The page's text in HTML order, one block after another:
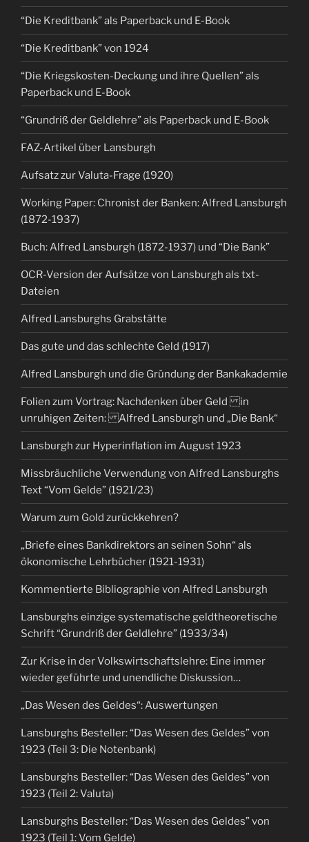
“Die Kreditbank” als Paperback und E-Book
“Die Kreditbank” von 1924
“Die Kriegskosten-Deckung und ihre Quellen” als
Paperback und E-Book
“Grundriß der Geldlehre” als Paperback und E-Book
FAZ-Artikel über Lansburgh
Aufsatz zur Valuta-Frage (1920)
Working Paper: Chronist der Banken: Alfred Lansburgh
(1872-1937)
Buch: Alfred Lansburgh (1872-1937) und “Die Bank”
OCR-Version der Aufsätze von Lansburgh als txt-
Dateien
Alfred Lansburghs Grabstätte
Das gute und das schlechte Geld (1917)
Alfred Lansburgh und die Gründung der Bankakademie
Folien zum Vortrag: Nachdenken über Geld in
unruhigen Zeiten: Alfred Lansburgh und „Die Bank“
Lansburgh zur Hyperinflation im August 1923
Missbräuchliche Verwendung von Alfred Lansburghs
Text “Vom Gelde” (1921/23)
Warum zum Gold zurückkehren?
„Briefe eines Bankdirektors an seinen Sohn“ als
ökonomische Lehrbücher (1921-1931)
Kommentierte Bibliographie von Alfred Lansburgh
Lansburghs einzige systematische geldtheoretische
Schrift “Grundriß der Geldlehre” (1933/34)
Zur Krise in der Volkswirtschaftslehre: Eine immer
wieder geführte und unendliche Diskussion…
„Das Wesen des Geldes“: Auswertungen
Lansburghs Besteller: “Das Wesen des Geldes” von
1923 (Teil 3: Die Notenbank)
Lansburghs Besteller: “Das Wesen des Geldes” von
1923 (Teil 2: Valuta)
Lansburghs Besteller: “Das Wesen des Geldes” von
1923 (Teil 1: Vom Gelde)